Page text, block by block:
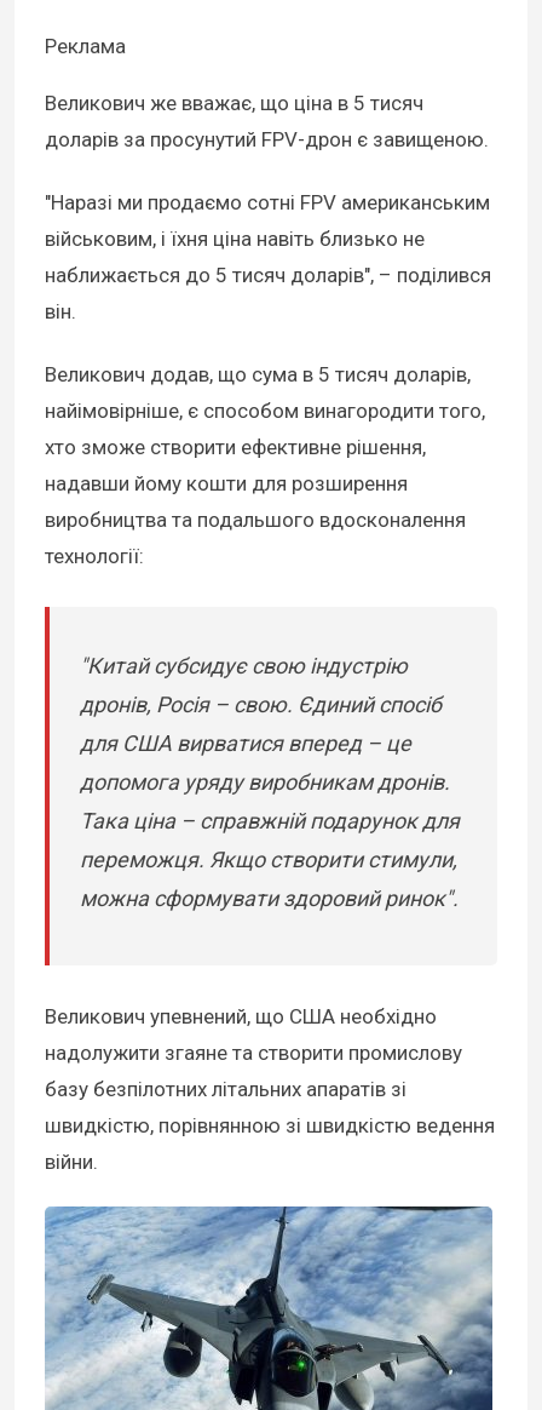
Реклама
Великович же вважає, що ціна в 5 тисяч
доларів за просунутий FPV-дрон є завищеною.
"Наразі ми продаємо сотні FPV американським
військовим, і їхня ціна навіть близько не
наближається до 5 тисяч доларів", – поділився
він.
Великович додав, що сума в 5 тисяч доларів,
найімовірніше, є способом винагородити того,
хто зможе створити ефективне рішення,
надавши йому кошти для розширення
виробництва та подальшого вдосконалення
технології:
"Китай субсидує свою індустрію
дронів, Росія – свою. Єдиний спосіб
для США вирватися вперед – це
допомога уряду виробникам дронів.
Така ціна – справжній подарунок для
переможця. Якщо створити стимули,
можна сформувати здоровий ринок".
Великович упевнений, що США необхідно
надолужити згаяне та створити промислову
базу безпілотних літальних апаратів зі
швидкістю, порівнянною зі швидкістю ведення
війни.